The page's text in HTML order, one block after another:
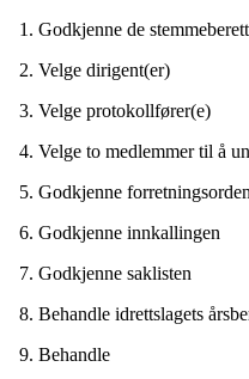
1. Godkjenne de
2. Velge dirigent(er)
3. Velge protokollfører(e)
4. Velge to medlemmer til å
5. Godkjenne forretningsorden
6. Godkjenne innkallingen
7. Godkjenne saklisten
8. Behandle idrettslagets
9. Behandle